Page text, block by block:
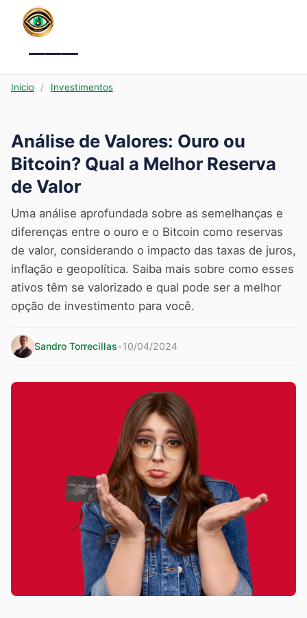
Menu
Inicio / Investimentos
Análise de Valores: Ouro ou
Bitcoin? Qual a Melhor Reserva
de Valor
Uma análise aprofundada sobre as semelhanças e
diferenças entre o ouro e o Bitcoin como reservas
de valor, considerando o impacto das taxas de juros,
inflação e geopolítica. Saiba mais sobre como esses
ativos têm se valorizado e qual pode ser a melhor
opção de investimento para você.
Sandro Torrecillas•10/04/2024